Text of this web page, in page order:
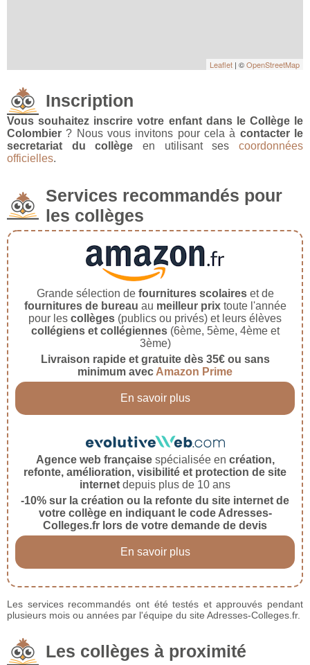
Leaflet | ©OpenStreetMap
Inscription
Vous souhaitez inscrire votre enfant dans le Collège le
Colombier ? Nous vous invitons pour cela à contacter le
secretariat du collège en utilisant sescoordonnées
officielles.
Services recommandés pour
les collèges
Grande sélection de fournitures scolaireset de
fournitures de bureau au meilleur prixtoute l'année
pour les collèges (publics ou privés) et leurs élèves
collégiens et collégiennes(6ème, 5ème, 4ème et
3ème)
Livraison rapide et gratuite dès 35€ ou sans
minimum avec Amazon Prime
En savoir plus
Agence web françaisespécialisée en création,
refonte, amélioration, visibilité et protection de site
internet depuis plus de 10 ans
-10% sur la création ou la refonte du site internet de
votre collège en indiquant le code Adresses-
Colleges.fr lors de votre demande de devis
En savoir plus
Les services recommandés ont été testés et approuvés pendant
plusieurs mois ou années par l'équipe du site Adresses-Colleges.fr.
Les collèges à proximité